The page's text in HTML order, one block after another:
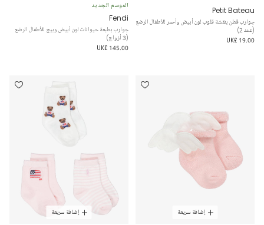
Petit Bateau
جوارب قطن بنقشة قلوب لون أبيض وأحمر للأطفال الرضع
(عدد 2)
UK£ 19.00
الموسم الجديد
Fendi
جوارب بطبعة حيوانات لون أبيض وبيج للأطفال الرضع
(3 أزواج)
UK£ 145.00
إضافة سريعة إضافة سريعة